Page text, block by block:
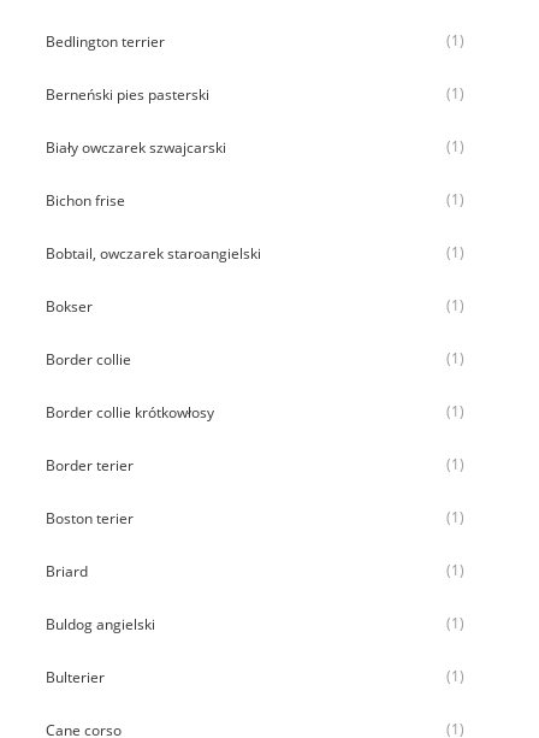
Bedlington terrier (1)
Berneński pies pasterski (1)
Biały owczarek szwajcarski (1)
Bichon frise (1)
Bobtail, owczarek staroangielski (1)
Bokser (1)
Border collie (1)
Border collie krótkowłosy (1)
Border terier (1)
Boston terier (1)
Briard (1)
Buldog angielski (1)
Bulterier (1)
Cane corso (1)